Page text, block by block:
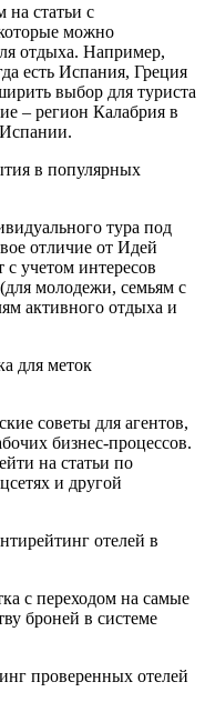
на статьи с
можно
отдыха. Например,
есть Испания, Греция
выбор для туриста
– регион Калабрия в
в популярных
тура под
отличие от Идей
учетом интересов
молодежи, семьям с
активного отдыха и
для меток
советы для агентов,
бизнес-процессов.
на статьи по
и другой
отелей в
с переходом на самые
броней в системе
проверенных отелей